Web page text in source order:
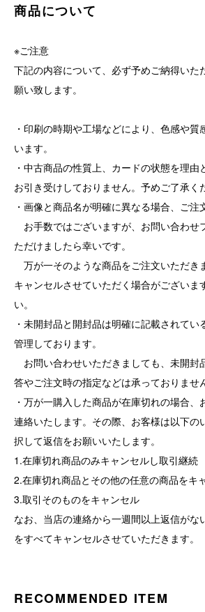
商品について
※ご注意
下記の内容について、必ず予めご納得いた
願い致します。
・印刷の時期や工場などにより、色感や
います。
・中古商品の性質上、カードの状態を理由
お引き受けしておりません。予めご了承く
・画像と商品名が明確に異なる場合、ご注
お手数ではございますが、お問い合わせ
ただけましたら幸いです。
万が一そのような商品をご注文いただき
キャンセルさせていただく場合がございま
い。
・未開封品と開封品は明確に記載されて
管理しております。
お問い合わせいただきましても、未開封
答やご注文時の指定などは承っておりませ
・万が一購入した商品が在庫切れの場合
連絡いたします。その際、お客様は以下の
択して返信をお願いいたします。
1.在庫切れ商品のみキャンセルし取引継続
2.在庫切れ商品とその他の任意の商品をキ
3.取引そのものをキャンセル
なお、当店の連絡から一週間以上返信がな
をすべてキャンセルさせていただきます。
RECOMMENDED ITEM